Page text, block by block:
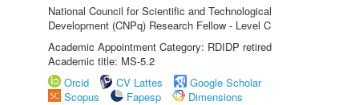
National Council for Scientific and Technological
Development (CNPq) Research Fellow - Level C
Academic Appointment Category: RDIDP retired
Academic title: MS-5.2
Orcid
CV Lattes
Google Scholar
Scopus
Fapesp
Dimensions